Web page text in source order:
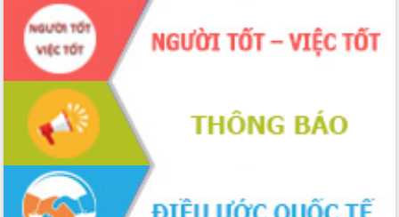
hiện Đề án 06 của Chính phủ
Họp báo thông tin về Hội nghị Công bố
Quy hoạch và Xúc tiến đầu tư tỉnh Đắk
Lắk
Khơi thông điểm nghẽn, đẩy nhanh
giải ngân vốn khắc phục thiên tai
HĐND tỉnh thông qua điều chỉnh Quy
hoạch tỉnh thời kỳ 2021-2030
Hội thảo góp ý hồ sơ điều chỉnh quy
hoạch tỉnh Đắk Lắk thời kỳ 2021-2030,
tầm nhìn đến năm 2050